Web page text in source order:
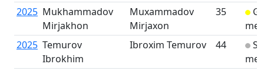
2025 Mukhammadov
Mirjakhon
Muxammadov
Mirjaxon
35
2025 Temurov
Ibrokhim
Ibroxim Temurov 44